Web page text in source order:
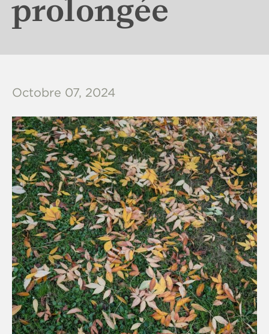
prolongée
Octobre 07, 2024